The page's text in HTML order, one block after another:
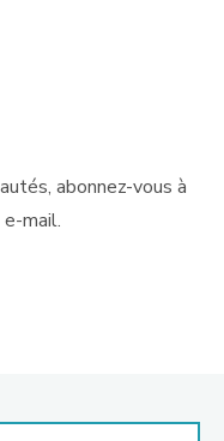
abonnez-vous à
mail.